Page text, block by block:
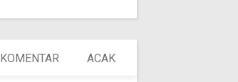
KOMENTAR ACAK